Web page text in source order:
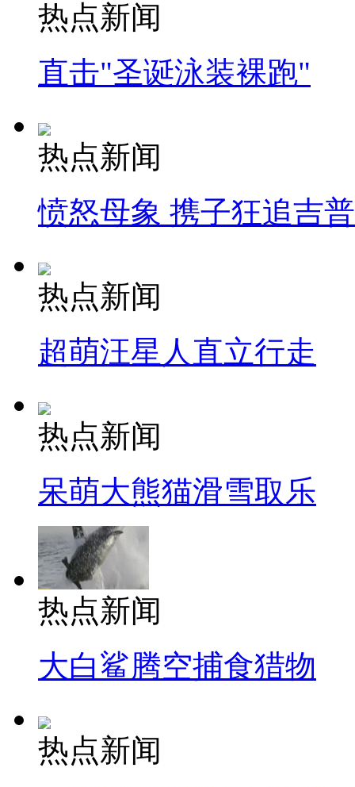
热点新闻
直击"圣诞泳装裸跑"
热点新闻
愤怒母象 携子狂追吉
热点新闻
超萌汪星人直立行走
热点新闻
呆萌大熊猫滑雪取乐
热点新闻
大白鲨腾空捕食猎物
热点新闻